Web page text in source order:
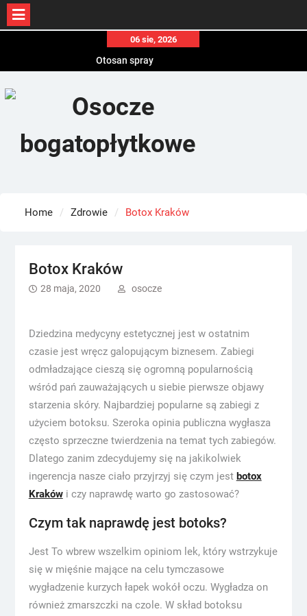
content
06 sie, 2026
Otosan spray
Home Zdrowie Botox Kraków
Botox Kraków
28 maja, 2020 osocze
Dziedzina medycyny estetycznej jest w ostatnim
czasie jest wręcz galopującym biznesem. Zabiegi
odmładzające cieszą się ogromną popularnością
wśród pań zauważających u siebie pierwsze objawy
starzenia skóry. Najbardziej popularne są zabiegi z
użyciem botoksu. Szeroka opinia publiczna wygłasza
często sprzeczne twierdzenia na temat tych zabiegów.
Dlatego zanim zdecydujemy się na jakikolwiek
ingerencja nasze ciało przyjrzyj się czym jest botox
Krakówi czy naprawdę warto go zastosować?
Czym tak naprawdę jest botoks?
Jest To wbrew wszelkim opiniom lek, który wstrzykuje
się w mięśnie mające na celu tymczasowe
wygładzenie kurzych łapek wokół oczu. Wygładza on
również zmarszczki na czole. W skład botoksu